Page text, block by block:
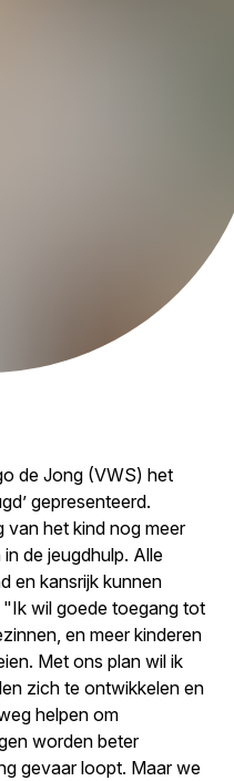
de Jong (VWS) het
gepresenteerd.
van het kind nog meer
de jeugdhulp. Alle
en kansrijk kunnen
wil goede toegang tot
en meer kinderen
Met ons plan wil ik
zich te ontwikkelen en
helpen om
worden beter
gevaar loopt. Maar we